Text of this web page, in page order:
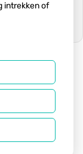
het
van
de
intrekken of